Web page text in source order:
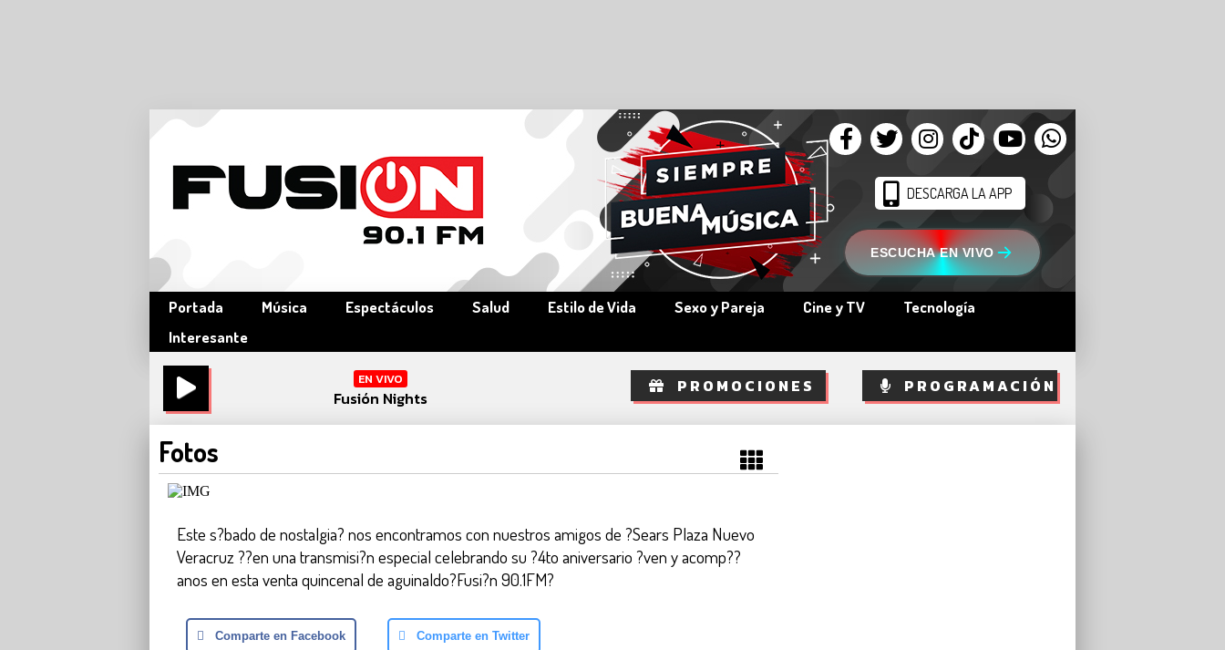
DESCARGA LA APP
ESCUCHA EN VIVO
Portada Música Espectáculos Salud Estilo de Vida Sexo y Pareja Cine y TV
Tecnología
Interesante
EN VIVO
Fusión Nights
PROMOCIONES PROGRAMACIÓN
Fotos
Este s?bado de nostalgia? nos encontramos con nuestros amigos de ?Sears Plaza Nuevo
Veracruz ??en una transmisi?n especial celebrando su ?4to aniversario ?ven y acomp??
anos en esta venta quincenal de aguinaldo?Fusi?n 90.1FM?
Comparte en Facebook Comparte en Twitter